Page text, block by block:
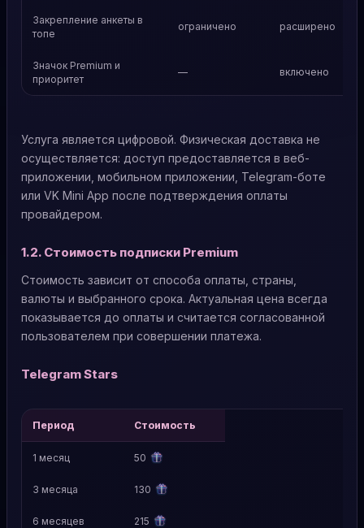
Закрепление анкеты в
топе
ограничено расширено
Значок Premium и
приоритет
— включено
Услуга является цифровой. Физическая доставка не
осуществляется: доступ предоставляется в веб-
приложении, мобильном приложении, Telegram-боте
или VK Mini App после подтверждения оплаты
провайдером.
1.2. Стоимость подписки Premium
Стоимость зависит от способа оплаты, страны,
валюты и выбранного срока. Актуальная цена всегда
показывается до оплаты и считается согласованной
пользователем при совершении платежа.
Telegram Stars
Период Стоимость
1 месяц 50
3 месяца 130
6 месяцев 215